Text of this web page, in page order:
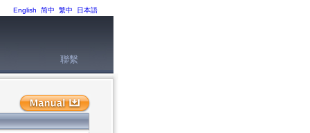
English 简中 繁中 日本語
聯繫